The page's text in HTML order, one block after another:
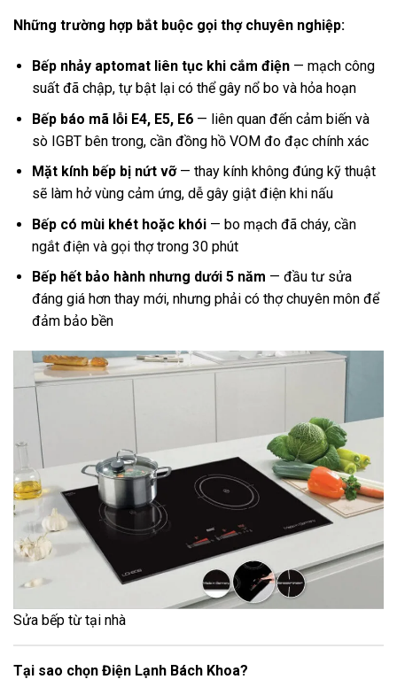
Những trường hợp bắt buộc gọi thợ chuyên nghiệp:
Bếp nhảy aptomat liên tục khi cắm điện— mạch công
suất đã chập, tự bật lại có thể gây nổ bo và hỏa hoạn
Bếp báo mã lỗi E4, E5, E6— liên quan đến cảm biến và
sò IGBT bên trong, cần đồng hồ VOM đo đạc chính xác
Mặt kính bếp bị nứt vỡ— thay kính không đúng kỹ thuật
sẽ làm hở vùng cảm ứng, dễ gây giật điện khi nấu
Bếp có mùi khét hoặc khói— bo mạch đã cháy, cần
ngắt điện và gọi thợ trong 30 phút
Bếp hết bảo hành nhưng dưới 5 năm — đầu tư sửa
đáng giá hơn thay mới, nhưng phải có thợ chuyên môn để
đảm bảo bền
Sửa bếp từ tại nhà
Tại sao chọn Điện Lạnh Bách Khoa?